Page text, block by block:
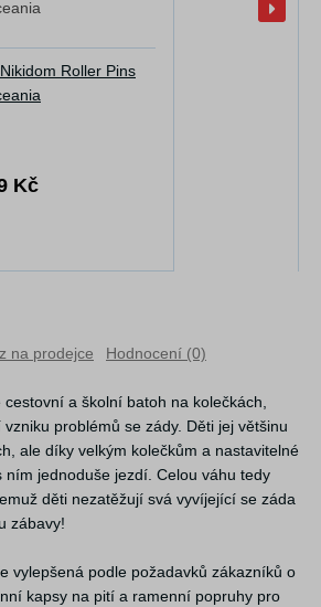
Roller Pins
Kč
na prodejce Hodnocení (0)
cestovní a školní batoh na kolečkách,
problémů se zády. Děti jej většinu
ale díky velkým kolečkům a nastavitelné
ním jednoduše jezdí. Celou váhu tedy
děti nezatěžují svá vyvíjející se záda
zábavy!
vylepšená podle požadavků zákazníků o
kapsy na pití a ramenní popruhy pro